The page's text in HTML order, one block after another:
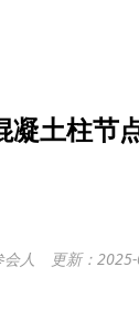
凝土柱节
人 更新：